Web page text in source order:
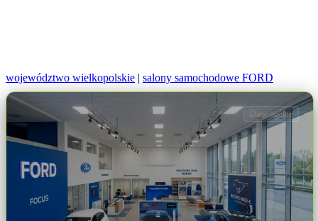
województwo wielkopolskie | salony samochodowe FORD
Dane ogólne